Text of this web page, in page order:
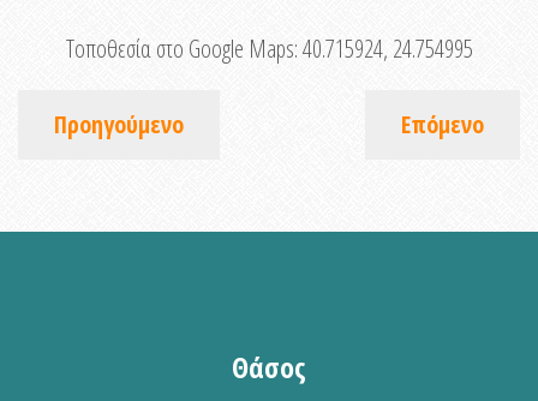
Τοποθεσία στο Google Maps:40.715924, 24.754995
Προηγούμενο Επόμενο
Θάσος